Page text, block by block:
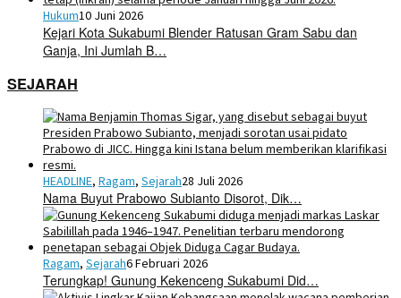
Hukum10 Juni 2026
Kejari Kota Sukabumi Blender Ratusan Gram Sabu dan
Ganja, Ini Jumlah B…
SEJARAH
HEADLINE, Ragam, Sejarah28 Juli 2026
Nama Buyut Prabowo Subianto Disorot, Dik…
Ragam, Sejarah6 Februari 2026
Terungkap! Gunung Kekenceng Sukabumi Did…